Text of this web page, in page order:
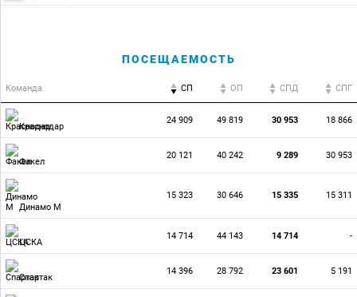
ПОСЕЩАЕМОСТЬ
Команда СП ОП CПД CПГ
Краснодар
24 909 49 819 30 953 18 866
Факел
20 121 40 242 9 289 30 953
Динамо М
15 323 30 646 15 335 15 311
ЦСКА
14 714 44 143 14 714 -
Спартак
14 396 28 792 23 601 5 191